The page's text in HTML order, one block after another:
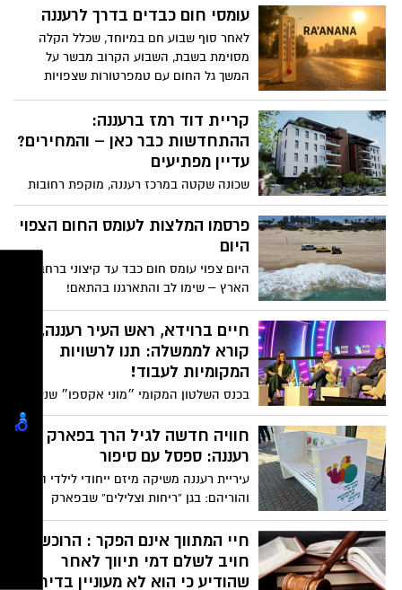
עומסי חום כבדים בדרך לרעננה
לאחר סוף שבוע חם במיוחד, שכלל הקלה
מסוימת בשבת, השבוע הקרוב מבשר על
המשך גל החום עם טמפרטורות שצפויות
בעיקר באמצע השבוע.
קריית דוד רמז ברעננה:
ההתחדשות כבר כאן – והמחירים?
עדיין מפתיעים
שכונה שקטה במרכז רעננה, מוקפת רחובות
ראשיים, שכמעט איש לא מכיר בשמה הרשמי
– הופכת בשנים האחרונות למוקד של
התחדשות עירונית רחבת היקף. קריית דוד
נמוכים ואוכלוסייה ותיקה, הפכה לזירה
הלוהטת של יזמי הנדל”ן בעיר. ועדיין –
ובמקרים מסוימים אפילו בפער של עשרות
אחוזים.
פרסמו המלצות לעומס החום הצפוי
היום
היום צפוי עומס חום כבד עד קיצוני ברחבי
הארץ – שימו לב והתארגנו בהתאם!
חיים ברוידא, ראש העיר רעננה,
קורא לממשלה: תנו לרשויות
המקומיות לעבוד!
בכנס השלטון המקומי ״מוני אקספו״ שנערך
היום בתל אביב, השתתף חיים ברוידא, ראש
העיר רעננה, בפאנל ״בין חדרה לגדרה״
בהנחיית העיתונאית יונה לייבזון. ההנחה
המרכז בעוטף נצרבה בתודעה, המציאות
השתנתה במבצע ׳עם כלביא׳, והמרכז עצמו
לרשויות המרכז יש עדיין את המשאבים לתמוך
ברשויות החלשות יותר ולהוביל לצמיחה
לאומית?
חוויה חדשה לגיל הרך בפארק
רעננה: ספסל עם סיפור
עיריית רעננה משיקה מיזם ייחודי לילדי העיר
והוריהם: בגן “ריחות וצלילים” שבפארק
רעננה, בסמוך לאגם, הוצבו ספסלים
אינטראקטיביים המשמיעים סיפורי ילדים
בלחיצת כפתור.
חיי המתווך אינם הפקר : הרוכש
חויב לשלם דמי תיווך לאחר
שהודיע כי הוא לא מעוניין בדירה